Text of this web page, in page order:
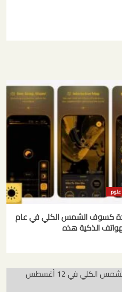
علوم
كسوف الشمس الكلي في عام